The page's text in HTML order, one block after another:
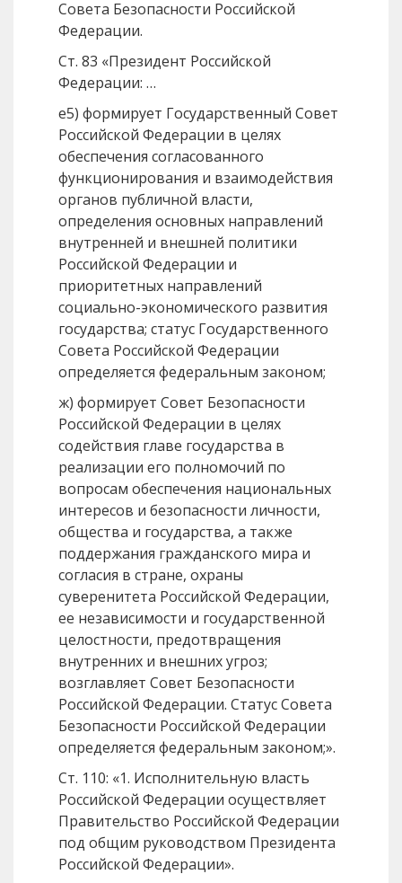
Совета Безопасности Российской
Федерации.
Ст. 83 «Президент Российской
Федерации: …
е5) формирует Государственный Совет
Российской Федерации в целях
обеспечения согласованного
функционирования и взаимодействия
органов публичной власти,
определения основных направлений
внутренней и внешней политики
Российской Федерации и
приоритетных направлений
социально-экономического развития
государства; статус Государственного
Совета Российской Федерации
определяется федеральным законом;
ж) формирует Совет Безопасности
Российской Федерации в целях
содействия главе государства в
реализации его полномочий по
вопросам обеспечения национальных
интересов и безопасности личности,
общества и государства, а также
поддержания гражданского мира и
согласия в стране, охраны
суверенитета Российской Федерации,
ее независимости и государственной
целостности, предотвращения
внутренних и внешних угроз;
возглавляет Совет Безопасности
Российской Федерации. Статус Совета
Безопасности Российской Федерации
определяется федеральным законом;».
Ст. 110: «1. Исполнительную власть
Российской Федерации осуществляет
Правительство Российской Федерации
под общим руководством Президента
Российской Федерации».